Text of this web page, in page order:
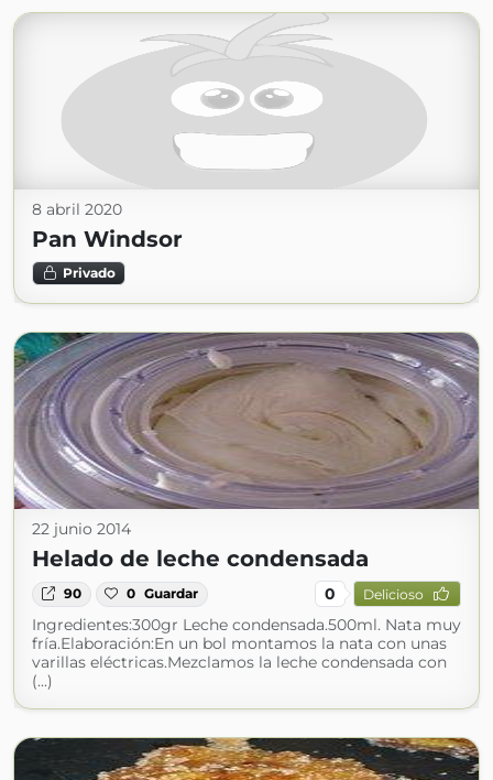
8 abril 2020
Pan Windsor
Privado
22 junio 2014
Helado de leche condensada
90 0 Guardar 0 Delicioso
Ingredientes:300gr Leche condensada.500ml. Nata muy
fría.Elaboración:En un bol montamos la nata con unas
varillas eléctricas.Mezclamos la leche condensada con
(...)